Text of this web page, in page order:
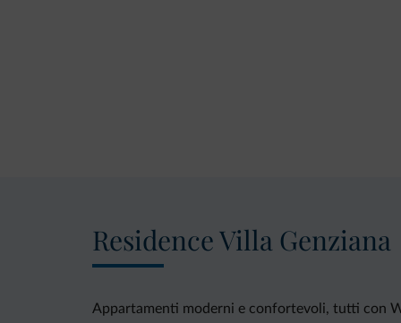
Residence Villa Genziana
Appartamenti moderni e confortevoli, tutti con